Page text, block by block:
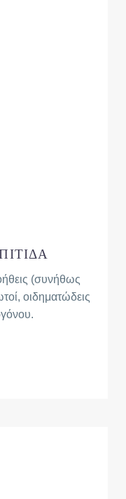
(συνήθως
οιδηματώδεις